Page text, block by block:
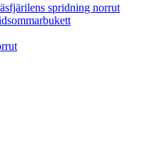
spridning norrut